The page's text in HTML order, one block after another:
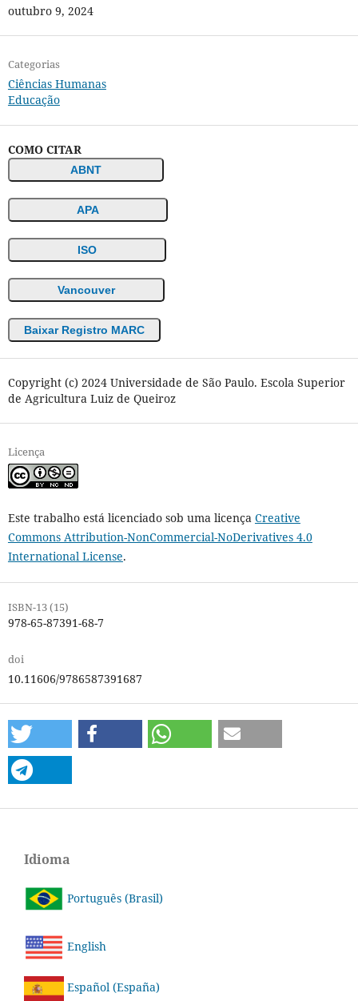
outubro 9, 2024
Categorias
Ciências Humanas
Educação
COMO CITAR
ABNT
APA
ISO
Vancouver
Baixar Registro MARC
Copyright (c) 2024 Universidade de São Paulo. Escola Superior
de Agricultura Luiz de Queiroz
Licença
Este trabalho está licenciado sob uma licença Creative
Commons Attribution-NonCommercial-NoDerivatives 4.0
International License.
ISBN-13 (15)
978-65-87391-68-7
doi
10.11606/9786587391687
Idioma
Português (Brasil)
English
Español (España)